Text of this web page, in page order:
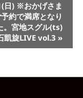
日) ※おかげさま
約で満席となり
。宮地スグル(ts)
凱旋LIVE vol.3 »